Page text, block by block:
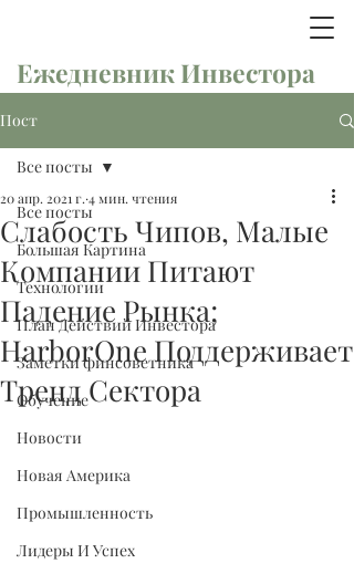
Ежедневник Инвестора
Пост
Все посты
Большая Картина
Технологии
План Действий Инвестора
Заметки финсоветника
Обучение
Новости
Новая Америка
Промышленность
Лидеры И Успех
Все посты
Слабость Чипов, Малые
Компании Питают
Падение Рынка;
HarborOne Поддерживает
Тренд Сектора
20 апр. 2021 г. 4 мин. чтения